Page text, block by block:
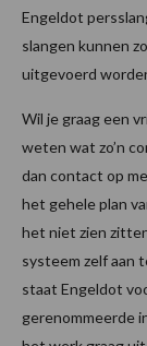
Engeldot
slangen kunnen
uitgevoerd
Wil je graag een
weten wat zo’n
dan contact op
het gehele plan
het niet zien
systeem zelf aan
staat Engeldot
gerenommeerde